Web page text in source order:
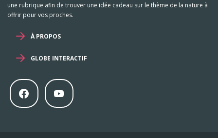
une rubrique afin de trouver une idée cadeau sur le thème de la nature à
offrir pour vos proches.
À PROPOS
GLOBE INTERACTIF